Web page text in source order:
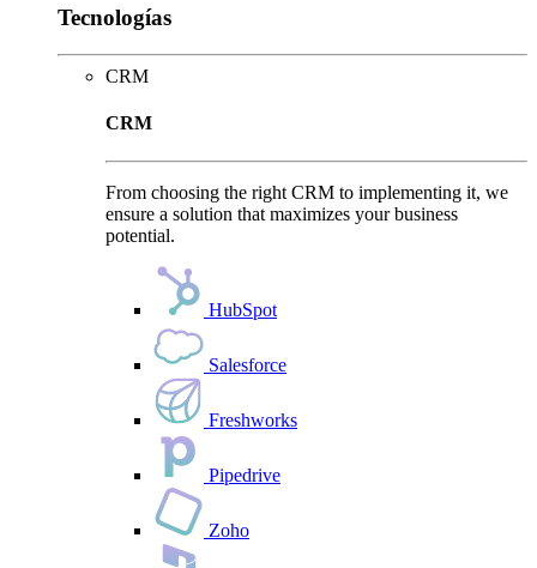
Tecnologías
CRM
CRM
From choosing the right CRM to implementing it, we
ensure a solution that maximizes your business
potential.
HubSpot
Salesforce
Freshworks
Pipedrive
Zoho